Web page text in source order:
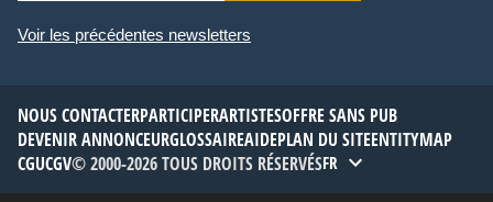
Voir les précédentes newsletters
NOUS CONTACTERPARTICIPERARTISTESOFFRE SANS PUB
DEVENIR ANNONCEURGLOSSAIREAIDEPLAN DU SITEENTITYMAP
CGUCGV© 2000-2026 TOUS DROITS RÉSERVÉSFR